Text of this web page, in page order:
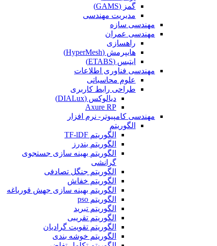
گمز (GAMS)
مدیریت مهندسی
مهندسی سازه
مهندسی عمران‌
راهسازی
هایپرمش (HyperMesh)
ایتبس (ETABS)
مهندسی فناوری اطلاعات
علوم محاسباتی
طراحی رابط کاربری
دیالوکس (DIALux)
Axure RP
مهندسی کامپیوتر- نرم افزار
الگوریتم
الگوریتم TF-lDF
الگوریتم بندرز
الگوریتم بهینه سازی جستجوی
گرانشی
الگوریتم جنگل تصادفی
الگوریتم خفاش
الگوریتم بهینه سازی جهش قورباغه
الگوریتم pso
الگوریتم تبرید
الگوریتم تقریبی
الگوریتم تقویت گرادیان
الگوریتم خوشه بندی